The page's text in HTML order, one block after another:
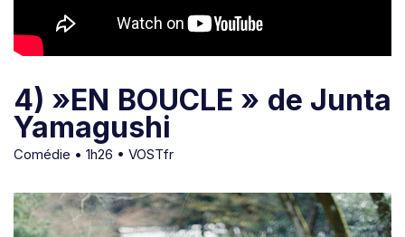
4) »EN BOUCLE » de Junta
Yamagushi
Comédie • 1h26 • VOSTfr